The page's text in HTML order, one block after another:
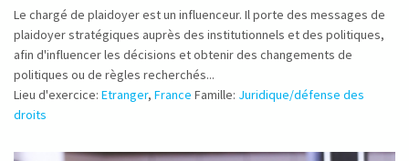
Le chargé de plaidoyer est un influenceur. Il porte des messages de
plaidoyer stratégiques auprès des institutionnels et des politiques,
afin d'influencer les décisions et obtenir des changements de
politiques ou de règles recherchés...
Lieu d'exercice: Etranger, France Famille: Juridique/défense des
droits